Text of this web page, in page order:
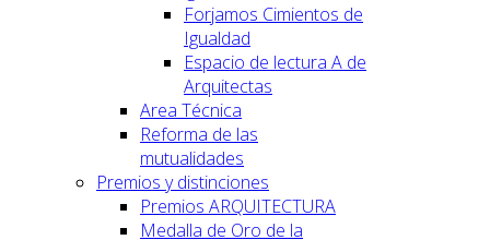
Forjamos Cimientos de
Igualdad
Espacio de lectura A de
Arquitectas
Area Técnica
Reforma de las
mutualidades
Premios y distinciones
Premios ARQUITECTURA
Medalla de Oro de la